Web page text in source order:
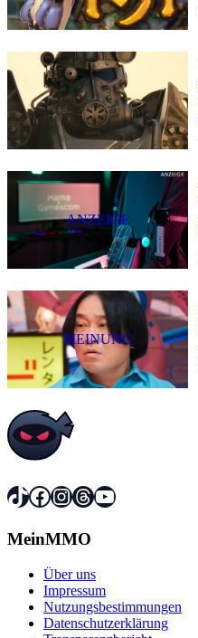
ANZEIGE
MEINUNG
TikTok
Facebook
Instagram
Threads
YouTube
MeinMMO
Über uns
Impressum
Nutzungsbestimmungen
Datenschutzerklärung